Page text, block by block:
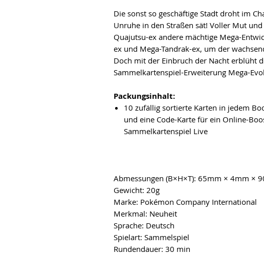
Die sonst so geschäftige Stadt droht im
Unruhe in den Straßen sät! Voller Mut
Quajutsu-ex andere mächtige Mega-
ex und Mega-Tandrak-ex, um der
Doch mit der Einbruch der Nacht erblüht
Sammelkartenspiel-Erweiterung Mega-
Packungsinhalt:
10 zufällig sortierte Karten in jedem
und eine Code-Karte für ein Online-
Sammelkartenspiel Live
Abmessungen (B×H×T): 65mm × 4mm ×
Gewicht: 20g
Marke: Pokémon Company International
Merkmal: Neuheit
Sprache: Deutsch
Spielart: Sammelspiel
Rundendauer: 30 min